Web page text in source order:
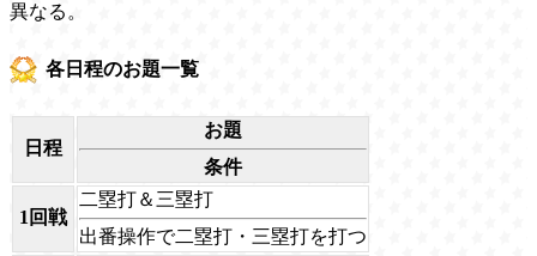
異なる。
各日程のお題一覧
日程
お題
条件
1回戦
二塁打＆三塁打
出番操作で二塁打・三塁打を打つ